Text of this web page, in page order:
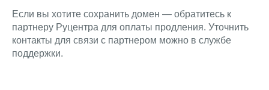
Если вы хотите сохранить домен — обратитесь к
партнеру Руцентра для оплаты продления. Уточнить
контакты для связи с партнером можно в службе
поддержки.